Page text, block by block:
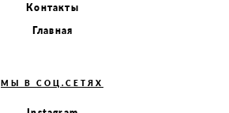
Контакты
Главная
МЫ В СОЦ.СЕТЯХ